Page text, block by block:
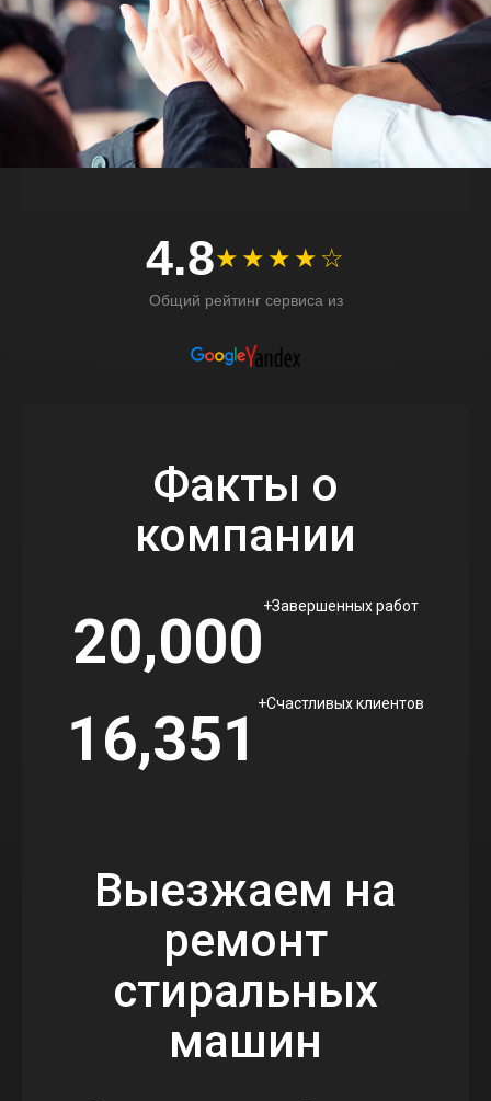
4.8★★★★☆
Общий рейтинг сервиса из
Факты о
компании
20,000+Завершенных работ
16,351 +Счастливых клиентов
Выезжаем на
ремонт
стиральных
машин